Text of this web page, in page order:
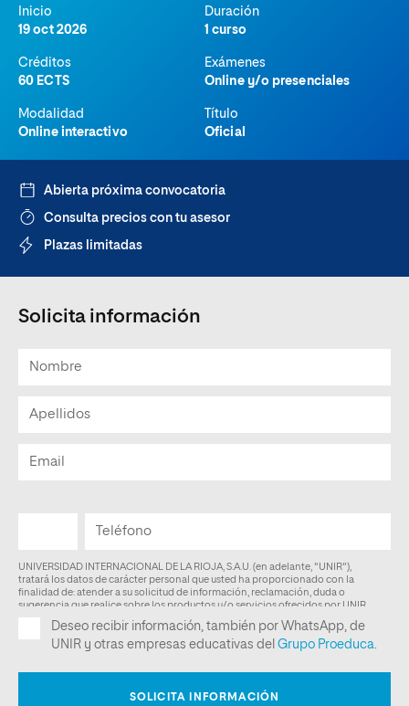
Inicio
19 oct 2026
Duración
1 curso
Créditos
60 ECTS
Exámenes
Online y/o presenciales
Modalidad
Online interactivo
Título
Oficial
Abierta próxima convocatoria
Consulta precios con tu asesor
Plazas limitadas
Solicita información